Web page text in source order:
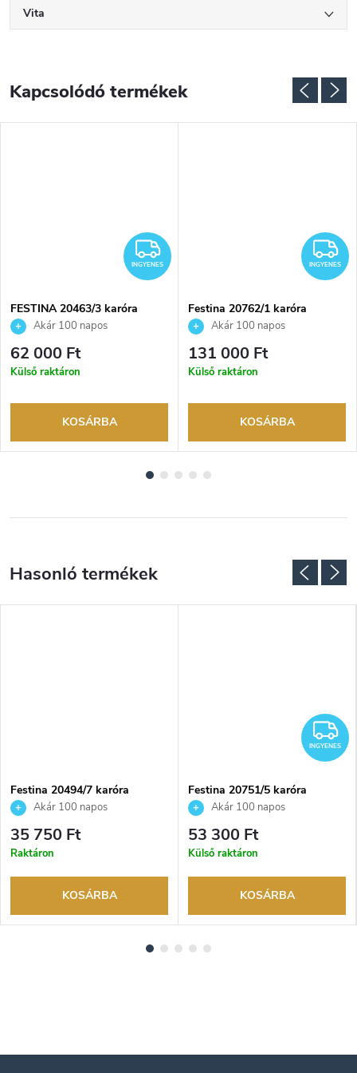
Vita
Kapcsolódó termékek
INGYENES
INGYENES
FESTINA 20463/3 karóra
Akár 100 napos
visszaküldési lehetőség. Hivatalos
márkakereskedő.
62 000 Ft
Külső raktáron
KOSÁRBA
INGYENES
Festina 20762/1 karóra
Akár 100 napos
visszaküldési lehetőség. Hivatalos
márkakereskedő.
131 000 Ft
Külső raktáron
KOSÁRBA
Festina 20494/7 karóra
Akár 100 napos
visszaküldési lehetőség. Hivatalos
márkakereskedő.
35 750 Ft
Raktáron
KOSÁRBA
INGYENES
Festina 20751/5 karóra
Akár 100 napos
visszaküldési lehetőség. Hivatalos
márkakereskedő.
53 300 Ft
Külső raktáron
KOSÁRBA